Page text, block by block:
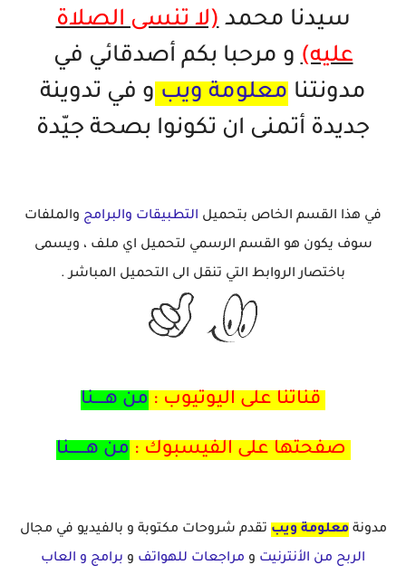
سيدنا محمد(لا تنسى الصلاة
عليه)و مرحبا بكم أصدقائي في
مدونتنا معلومة ويب و في تدوينة
جديدة أتمنى ان تكونوا بصحة جيّدة
في هذا القسم الخاص بتحميل التطبيقات والبرامج والملفات
سوف يكون هو القسم الرسمي لتحميل اي ملف ، ويسمى
باختصار الروابط التي تنقل الى التحميل المباشر .
قناتنا على اليوتيوب : من هــــنا
صفحتها على الفيسبوك : من هــــــنا
مدونةمعلومة ويب تقدم شروحات مكتوبة و بالفيديو في مجال
الربح من الأنترنيت و مراجعات للهواتف و برامج و العاب